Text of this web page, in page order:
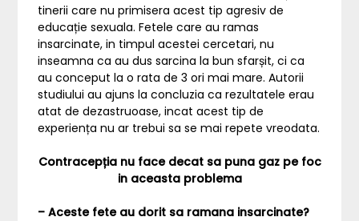
tinerii care nu primisera acest tip agresiv de
educație sexuala. Fetele care au ramas
insarcinate, in timpul acestei cercetari, nu
inseamna ca au dus sarcina la bun sfarșit, ci ca
au conceput la o rata de 3 ori mai mare. Autorii
studiului au ajuns la concluzia ca rezultatele erau
atat de dezastruoase, incat acest tip de
experiența nu ar trebui sa se mai repete vreodata.
Contracepția nu face decat sa puna gaz pe foc
in aceasta problema
– Aceste fete au dorit sa ramana insarcinate?